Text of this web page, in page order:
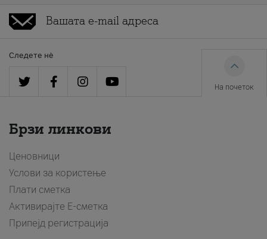
Следете нè
На почеток
Брзи линкови
Ценовници
Услови за користење
Плати сметка
Активирајте Е-сметка
Припејд регистрација